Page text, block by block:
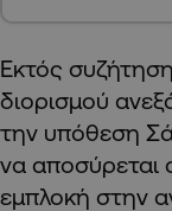
Εκτός
διορισμού
την υπόθεση
να αποσύρεται
εμπλοκή στην